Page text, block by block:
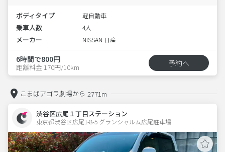
ボディタイプ 軽自動車
乗車人数 4人
メーカー NISSAN 日産
6時間で800円
距離料金 170円/10km 予約へ
こまばアゴラ劇場から 2771m
渋谷区広尾１丁目ステーション
東京都渋谷区広尾1-8-5 グランシャルム広尾駐車場